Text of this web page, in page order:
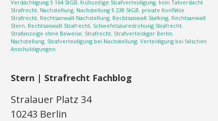
Verdächtigung § 164 StGB,frühzeitige Strafverteidigung, kein Tatverdacht
Strafrecht, Nachstellung, Nachstellung § 238 StGB, private Konflikte
Strafrecht, Rechtsanwalt Nachstellung, Rechtsanwalt Stalking, Rechtsanwalt
Stern, Rechtsanwalt Strafrecht, Schwefelsäuredrohung Strafrecht,
Strafanzeige ohne Beweise, Strafrecht, Strafverteidiger Berlin
Nachstellung, Strafverteidigung bei Nachstellung,Verteidigung bei falschen
Anschuldigungen
Stern | Strafrecht Fachblog
Stralauer Platz 34
10243 Berlin